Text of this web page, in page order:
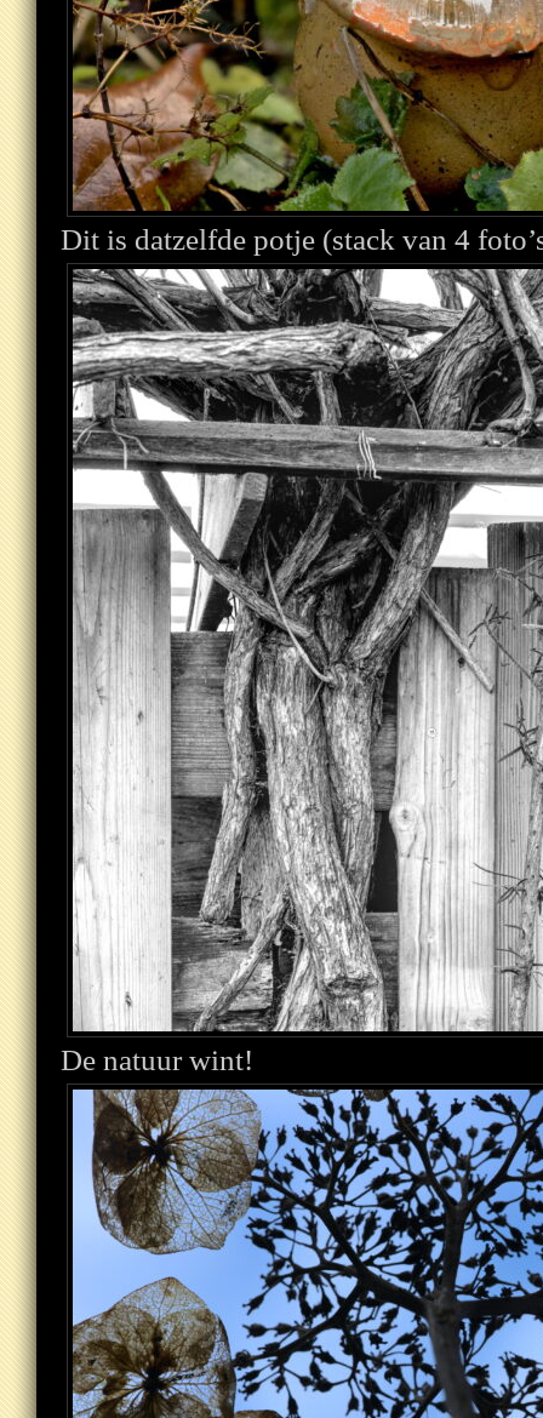
Dit is datzelfde potje (stack van 4
De natuur wint!